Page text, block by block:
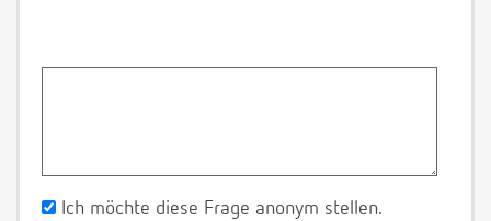
Ich möchte diese Frage anonym stellen.